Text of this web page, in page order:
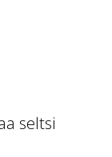
seltsi